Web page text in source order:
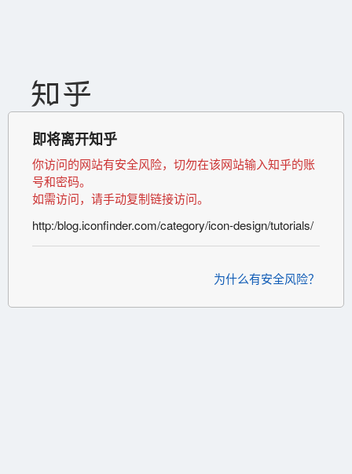
即将离开知乎
你访问的网站有安全风险，切勿在该网站输入知乎的账
号和密码。
如需访问，请手动复制链接访问。
http:/blog.iconfinder.com/category/icon-design/tutorials/
为什么有安全风险？